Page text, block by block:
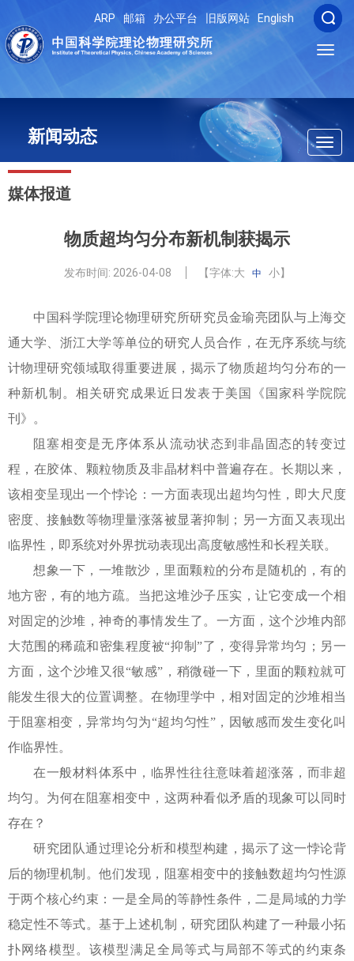
ARP 邮箱 办公平台 旧版网站 English
新闻动态
媒体报道
物质超均匀分布新机制获揭示
发布时间: 2026-04-08 【字体:大 中 小】
中国科学院理论物理研究所研究员金瑜亮团队与上海交
通大学、浙江大学等单位的研究人员合作，在无序系统与统
计物理研究领域取得重要进展，揭示了物质超均匀分布的一
种新机制。相关研究成果近日发表于美国《国家科学院院
刊》。
阻塞相变是无序体系从流动状态到非晶固态的转变过
程，在胶体、颗粒物质及非晶材料中普遍存在。长期以来，
该相变呈现出一个悖论：一方面表现出超均匀性，即大尺度
密度、接触数等物理量涨落被显著抑制；另一方面又表现出
临界性，即系统对外界扰动表现出高度敏感性和长程关联。
想象一下，一堆散沙，里面颗粒的分布是随机的，有的
地方密，有的地方疏。当把这堆沙子压实，让它变成一个相
对固定的沙堆，神奇的事情发生了。一方面，这个沙堆内部
大范围的稀疏和密集程度被“抑制”了，变得异常均匀；另一
方面，这个沙堆又很“敏感”，稍微碰一下，里面的颗粒就可
能发生很大的位置调整。在物理学中，相对固定的沙堆相当
于阻塞相变，异常均匀为“超均匀性”，因敏感而发生变化叫
作临界性。
在一般材料体系中，临界性往往意味着超涨落，而非超
均匀。为何在阻塞相变中，这两种看似矛盾的现象可以同时
存在？
研究团队通过理论分析和模型构建，揭示了这一悖论背
后的物理机制。他们发现，阻塞相变中的接触数超均匀性源
于两个核心约束：一是全局的等静性条件，二是局域的力学
稳定性不等式。基于上述机制，研究团队构建了一种最小拓
扑网络模型。该模型满足全局等式与局部不等式的约束条